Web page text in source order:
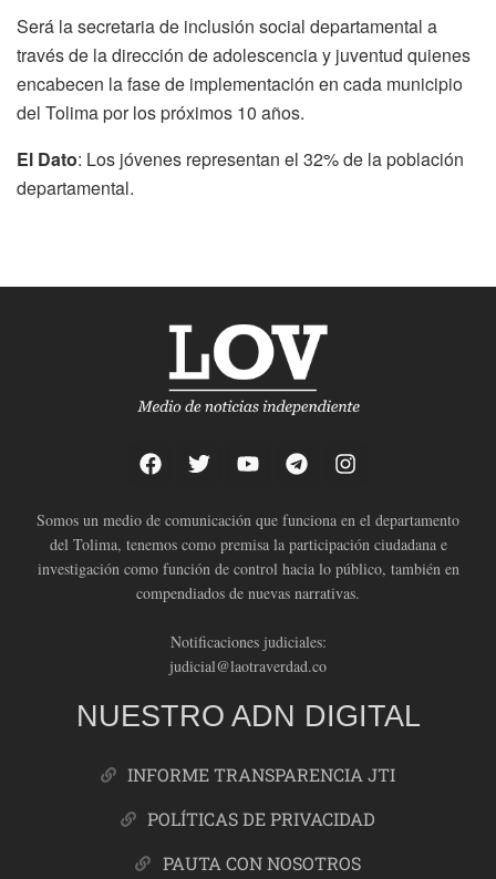
Será la secretaria de inclusión social departamental a
través de la dirección de adolescencia y juventud quienes
encabecen la fase de implementación en cada municipio
del Tolima por los próximos 10 años.
El Dato: Los jóvenes representan el 32% de la población
departamental.
Somos un medio de comunicación que funciona en el departamento
del Tolima, tenemos como premisa la participación ciudadana e
investigación como función de control hacia lo público, también en
compendiados de nuevas narrativas.
Notificaciones judiciales:
judicial@laotraverdad.co
NUESTRO ADN DIGITAL
INFORME TRANSPARENCIA JTI
POLÍTICAS DE PRIVACIDAD
PAUTA CON NOSOTROS